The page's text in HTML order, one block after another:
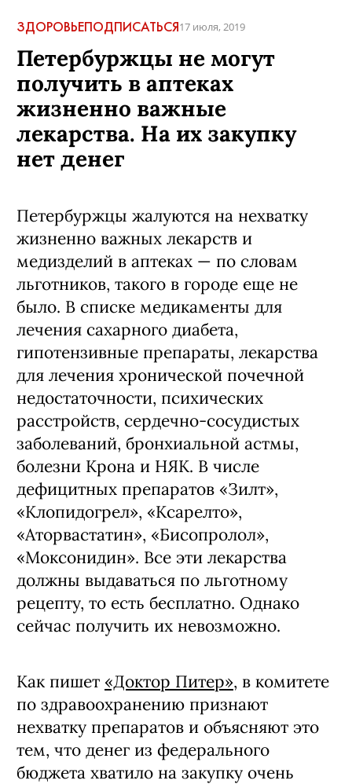
ЗДОРОВЬЕПОДПИСАТЬСЯ17 июля, 2019
Петербуржцы не могут
получить в аптеках
жизненно важные
лекарства. На их закупку
нет денег
Петербуржцы жалуются на нехватку
жизненно важных лекарств и
медизделий в аптеках — по словам
льготников, такого в городе еще не
было. В списке медикаменты для
лечения сахарного диабета,
гипотензивные препараты, лекарства
для лечения хронической почечной
недостаточности, психических
расстройств, сердечно-сосудистых
заболеваний, бронхиальной астмы,
болезни Крона и НЯК. В числе
дефицитных препаратов «Зилт»,
«Клопидогрел», «Ксарелто»,
«Аторвастатин», «Бисопролол»,
«Моксонидин». Все эти лекарства
должны выдаваться по льготному
рецепту, то есть бесплатно. Однако
сейчас получить их невозможно.
Как пишет «Доктор Питер», в комитете
по здравоохранению признают
нехватку препаратов и объясняют это
тем, что денег из федерального
бюджета хватило на закупку очень